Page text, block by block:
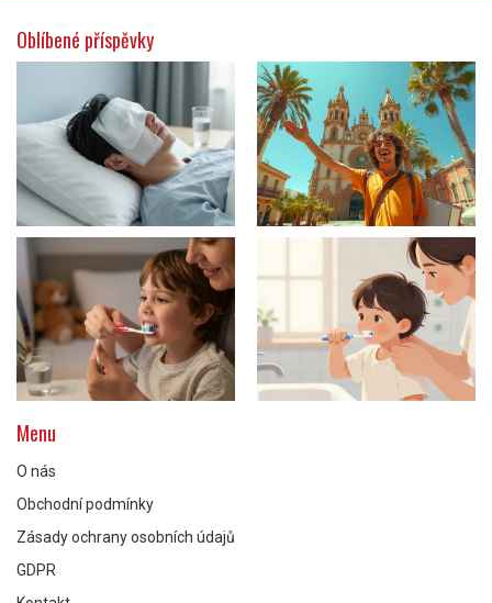
Oblíbené příspěvky
Menu
O nás
Obchodní podmínky
Zásady ochrany osobních údajů
GDPR